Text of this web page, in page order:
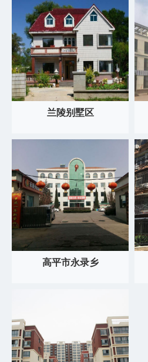
兰陵别墅区
高平市永录乡